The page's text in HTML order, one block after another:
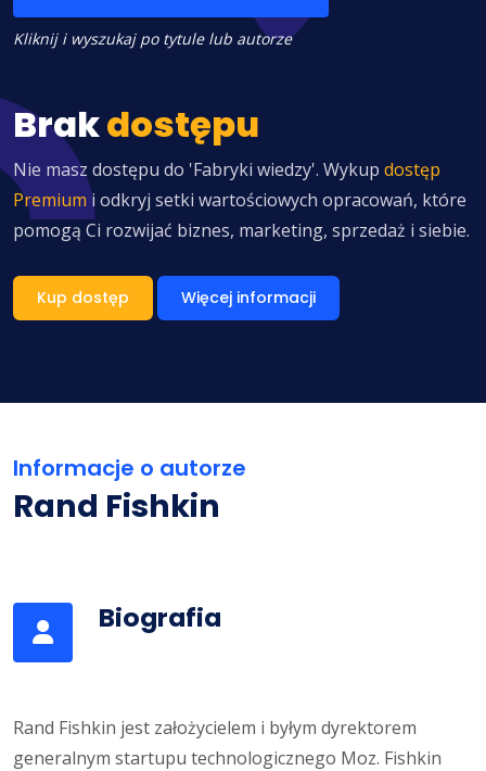
Kliknij i wyszukaj po tytule lub autorze
Brakdostępu
Nie masz dostępu do 'Fabryki wiedzy'. Wykup dostęp
Premium i odkryj setki wartościowych opracowań, które
pomogą Ci rozwijać biznes, marketing, sprzedaż i siebie.
Kup dostęp Więcej informacji
Informacje o autorze
Rand Fishkin
Biografia
Rand Fishkin jest założycielem i byłym dyrektorem
generalnym startupu technologicznego Moz. Fishkin